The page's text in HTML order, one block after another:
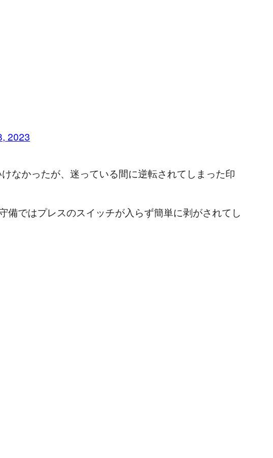
2023
なかったが、迷っている間に逆転されてしまった印
ではプレスのスイッチが入らず簡単に剥がされてし